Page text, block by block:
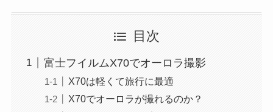
目次
富士フイルムX70でオーロラ撮影
X70は軽くて旅行に最適
X70でオーロラが撮れるのか？